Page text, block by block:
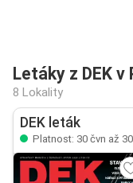
Letáky z DEK v
8 Lokality
DEK leták
Platnost: 30 čvn až